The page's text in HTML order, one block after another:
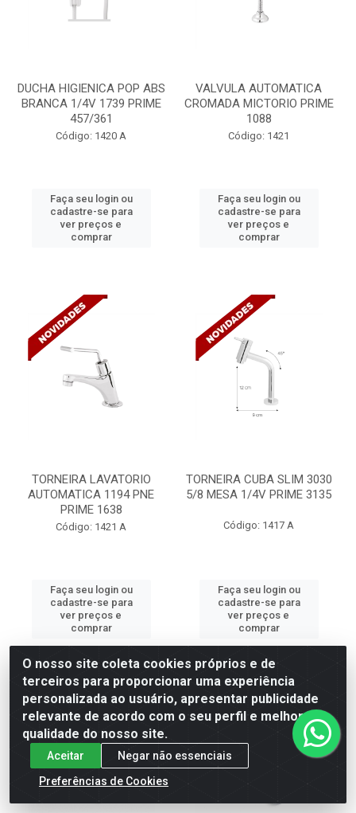
DUCHA HIGIENICA POP ABS
BRANCA 1/4V 1739 PRIME
457/361
Código: 1420 A
Faça seu login ou
cadastre-se para
ver preços e
comprar
VALVULA AUTOMATICA
CROMADA MICTORIO PRIME
1088
Código: 1421
Faça seu login ou
cadastre-se para
ver preços e
comprar
TORNEIRA LAVATORIO
AUTOMATICA 1194 PNE
PRIME 1638
Código: 1421 A
Faça seu login ou
cadastre-se para
ver preços e
comprar
TORNEIRA CUBA SLIM 3030
5/8 MESA 1/4V PRIME 3135
Código: 1417 A
Faça seu login ou
cadastre-se para
ver preços e
comprar
O nosso site coleta cookies próprios e de
terceiros para proporcionar uma experiência
personalizada ao usuário, apresentar publicidade
relevante de acordo com o seu perfil e melhorar a
qualidade do nosso site.
Aceitar
Negar não essenciais
Preferências de Cookies